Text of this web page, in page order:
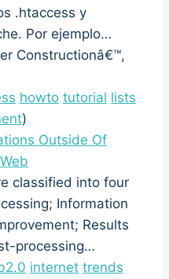
.htaccess y
Por ejemplo…
Constructionâ€™,
howto tutorial lists
)
Outside Of
classified into four
Information
Results
processing…
internet trends